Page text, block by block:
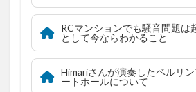
RCマンションでも騒音問題は
として今ならわかること
Himariさんが演奏したベルリ
ートホールについて